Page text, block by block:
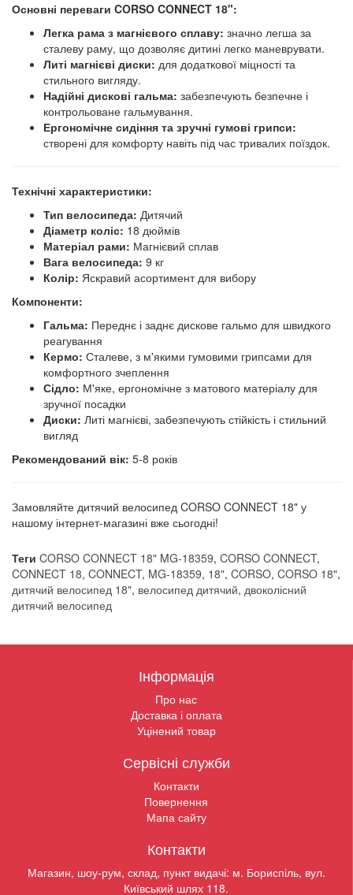
Основні переваги CORSO CONNECT 18":
Легка рама з магнієвого сплаву: значно легша за
сталеву раму, що дозволяє дитині легко маневрувати.
Литі магнієві диски: для додаткової міцності та
стильного вигляду.
Надійні дискові гальма: забезпечують безпечне і
контрольоване гальмування.
Ергономічне сидіння та зручні гумові грипси:
створені для комфорту навіть під час тривалих поїздок.
Технічні характеристики:
Тип велосипеда: Дитячий
Діаметр коліс: 18 дюймів
Матеріал рами: Магнієвий сплав
Вага велосипеда: 9 кг
Колір: Яскравий асортимент для вибору
Компоненти:
Гальма: Переднє і заднє дискове гальмо для швидкого
реагування
Кермо: Сталеве, з м'якими гумовими грипсами для
комфортного зчеплення
Сідло: М'яке, ергономічне з матового матеріалу для
зручної посадки
Диски: Литі магнієві, забезпечують стійкість і стильний
вигляд
Рекомендований вік: 5-8 років
Замовляйте дитячий велосипед CORSO CONNECT 18" у
нашому інтернет-магазині вже сьогодні!
Теги CORSO CONNECT 18" MG-18359, CORSO CONNECT,
CONNECT 18, CONNECT, MG-18359, 18", CORSO, CORSO 18",
дитячий велосипед 18", велосипед дитячий, двоколісний
дитячий велосипед
Інформація
Про нас
Доставка і оплата
Уцінений товар
Сервісні служби
Контакти
Повернення
Мапа сайту
Контакти
Магазин, шоу-рум, склад, пункт видачі: м. Бориспіль, вул.
Київський шлях 118.